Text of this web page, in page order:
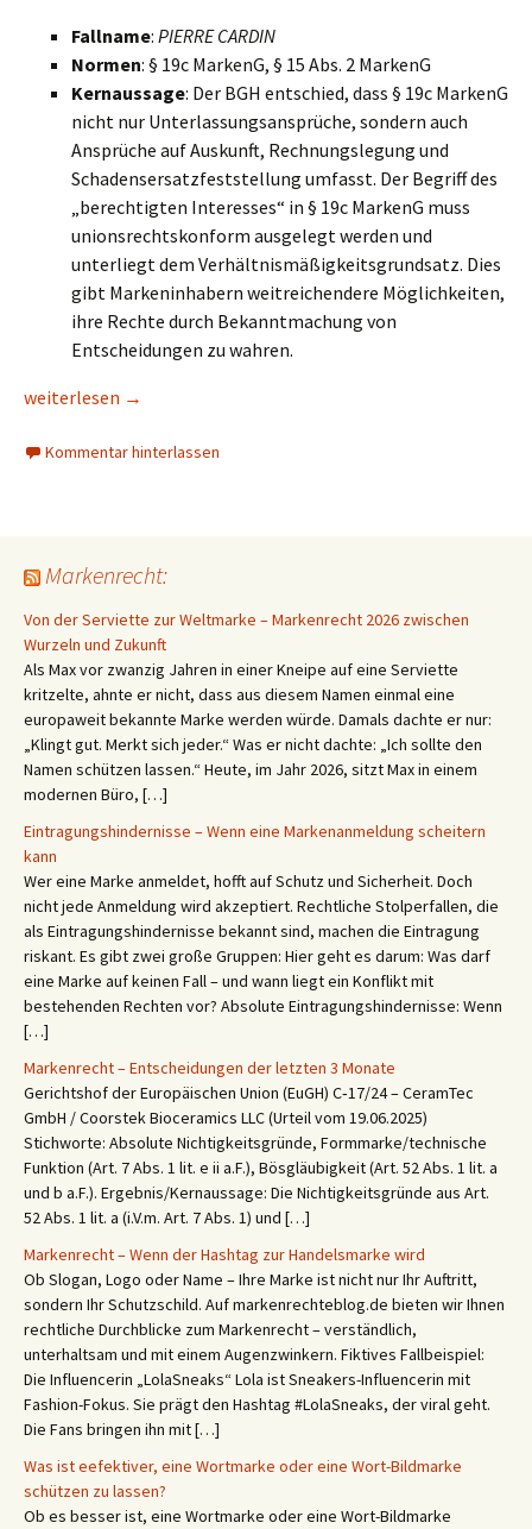
Fallname: PIERRE CARDIN
Normen: § 19c MarkenG, § 15 Abs. 2 MarkenG
Kernaussage: Der BGH entschied, dass § 19c MarkenG
nicht nur Unterlassungsansprüche, sondern auch
Ansprüche auf Auskunft, Rechnungslegung und
Schadensersatzfeststellung umfasst. Der Begriff des
„berechtigten Interesses“ in § 19c MarkenG muss
unionsrechtskonform ausgelegt werden und
unterliegt dem Verhältnismäßigkeitsgrundsatz. Dies
gibt Markeninhabern weitreichendere Möglichkeiten,
ihre Rechte durch Bekanntmachung von
Entscheidungen zu wahren.
Bedeutende Entscheidungen zum Markenrecht aus 2024
weiterlesen →
Kommentar hinterlassen
Markenrecht:
Von der Serviette zur Weltmarke – Markenrecht 2026 zwischen
Wurzeln und Zukunft
Als Max vor zwanzig Jahren in einer Kneipe auf eine Serviette
kritzelte, ahnte er nicht, dass aus diesem Namen einmal eine
europaweit bekannte Marke werden würde. Damals dachte er nur:
„Klingt gut. Merkt sich jeder.“ Was er nicht dachte: „Ich sollte den
Namen schützen lassen.“ Heute, im Jahr 2026, sitzt Max in einem
modernen Büro, […]
Eintragungshindernisse – Wenn eine Markenanmeldung scheitern
kann
Wer eine Marke anmeldet, hofft auf Schutz und Sicherheit. Doch
nicht jede Anmeldung wird akzeptiert. Rechtliche Stolperfallen, die
als Eintragungshindernisse bekannt sind, machen die Eintragung
riskant. Es gibt zwei große Gruppen: Hier geht es darum: Was darf
eine Marke auf keinen Fall – und wann liegt ein Konflikt mit
bestehenden Rechten vor? Absolute Eintragungshindernisse: Wenn
[…]
Markenrecht – Entscheidungen der letzten 3 Monate
Gerichtshof der Europäischen Union (EuGH) C‑17/24 – CeramTec
GmbH / Coorstek Bioceramics LLC (Urteil vom 19.06.2025)
Stichworte: Absolute Nichtigkeitsgründe, Formmarke/technische
Funktion (Art. 7 Abs. 1 lit. e ii a.F.), Bösgläubigkeit (Art. 52 Abs. 1 lit. a
und b a.F.). Ergebnis/Kernaussage: Die Nichtigkeitsgründe aus Art.
52 Abs. 1 lit. a (i.V.m. Art. 7 Abs. 1) und […]
Markenrecht – Wenn der Hashtag zur Handelsmarke wird
Ob Slogan, Logo oder Name – Ihre Marke ist nicht nur Ihr Auftritt,
sondern Ihr Schutzschild. Auf markenrechteblog.de bieten wir Ihnen
rechtliche Durchblicke zum Markenrecht – verständlich,
unterhaltsam und mit einem Augenzwinkern. Fiktives Fallbeispiel:
Die Influencerin „LolaSneaks“ Lola ist Sneakers-Influencerin mit
Fashion-Fokus. Sie prägt den Hashtag #LolaSneaks, der viral geht.
Die Fans bringen ihn mit […]
Was ist eefektiver, eine Wortmarke oder eine Wort-Bildmarke
schützen zu lassen?
Ob es besser ist, eine Wortmarke oder eine Wort-Bildmarke